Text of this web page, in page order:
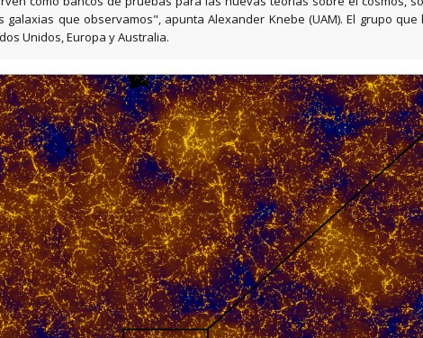
que observamos", apunta Alexander Knebe (UAM). El grupo
Unidos, Europa y Australia.